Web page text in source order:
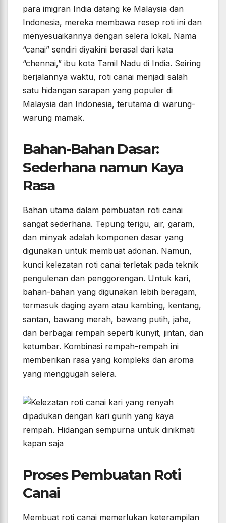
para imigran India datang ke Malaysia dan
Indonesia, mereka membawa resep roti ini dan
menyesuaikannya dengan selera lokal. Nama
“canai” sendiri diyakini berasal dari kata
“chennai,” ibu kota Tamil Nadu di India. Seiring
berjalannya waktu, roti canai menjadi salah
satu hidangan sarapan yang populer di
Malaysia dan Indonesia, terutama di warung-
warung mamak.
Bahan-Bahan Dasar:
Sederhana namun Kaya
Rasa
Bahan utama dalam pembuatan roti canai
sangat sederhana. Tepung terigu, air, garam,
dan minyak adalah komponen dasar yang
digunakan untuk membuat adonan. Namun,
kunci kelezatan roti canai terletak pada teknik
pengulenan dan penggorengan. Untuk kari,
bahan-bahan yang digunakan lebih beragam,
termasuk daging ayam atau kambing, kentang,
santan, bawang merah, bawang putih, jahe,
dan berbagai rempah seperti kunyit, jintan, dan
ketumbar. Kombinasi rempah-rempah ini
memberikan rasa yang kompleks dan aroma
yang menggugah selera.
Proses Pembuatan Roti
Canai
Membuat roti canai memerlukan keterampilan